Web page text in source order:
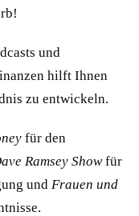
und
hilft Ihnen
zu entwickeln.
für den
Ramsey Showfür
und Frauen und